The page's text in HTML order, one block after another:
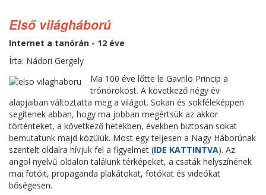
Első világháború
Internet a tanórán - 12 éve
Írta: Nádori Gergely
Ma 100 éve lőtte le Gavrilo Princip a
trónörököst. A következő négy év
alapjaiban változtatta meg a világot. Sokan és sokféleképpen
segítenek abban, hogy ma jobban megértsük az akkor
történteket, a következő hetekben, években biztosan sokat
bemutatunk majd közülük. Most egy teljesen a Nagy Háborúnak
szentelt oldalra hívjuk fel a figyelmet (IDE KATTINTVA). Az
angol nyelvű oldalon találunk térképeket, a csaták helyszínének
mai fotóit, propaganda plakátokat, fotókat és videókat
bőségesen.